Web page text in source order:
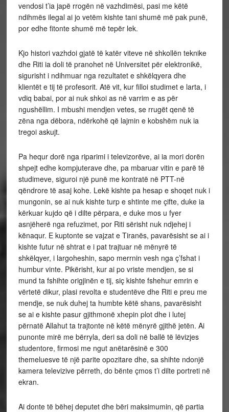
vendosi t’ia japë rrogën në vazhdimësi, pasi me këtë
ndihmës ilegal ai jo vetëm kishte tani shumë më pak punë,
por edhe fitonte shumë më tepër lek.
Kjo histori vazhdoi gjatë të katër viteve në shkollën teknike
dhe Riti ia doli të pranohet në Universitet për elektronikë,
sigurisht i ndihmuar nga rezultatet e shkëlqyera dhe
klientët e tij të profesorit. Atë vit, kur filloi studimet e larta, i
vdiq babai, por ai nuk shkoi as në varrim e as për
ngushëllim. I mbushi mendjen vetes, se rrugët qenë të
zëna nga dëbora, ndërkohë që lajmin e kobshëm nuk ia
tregoi askujt.
Pa hequr dorë nga riparimi i televizorëve, ai ia mori dorën
shpejt edhe kompjuterave dhe, pa mbaruar vitin e parë të
studimeve, siguroi një punë me kontratë në PTT-në
qëndrore të asaj kohe. Lekë kishte pa hesap e shoqet nuk i
mungonin, se ai nuk kishte turp e shtinte me çifte, duke ia
kërkuar kujdo që i dilte përpara, e duke mos u fyer
asnjëherë nga refuzimet, por Riti sërisht nuk ndjehej i
kënaqur. E kuptonte se vajzat e Tiranës, pavarësisht se ai i
kishte futur në shtrat e i pat trajtuar në mënyrë të
shkëlqyer, i largoheshin, sapo merrnin vesh nga ç’fshat i
humbur vinte. Pikërisht, kur ai po vriste mendjen, se si
mund ta fshihte origjinën e tij, siç kishte fshehur emrin e
vërtetë dikur, plasi revolta e studentëve dhe Riti e preu me
mendje, se nuk duhej ta humbte këtë shans, pavarësisht
se ai e kishte pasur gjithmonë xhepin plot dhe i lutej
përnatë Allahut ta trajtonte në këtë mënyrë gjithë jetën. Ai
punonte mirë me bërryla, deri sa doli në ballë të lëvizjes
studentore, firmosi me ngut anëtarësinë e 300
themeluesve të një parite opozitare dhe, sa shihte ndonjë
kamera televizive përreth, do bënte çmos t’i dilte portreti në
ekran.
Ai donte të bëhej deputet dhe bëri maksimumin, që partia